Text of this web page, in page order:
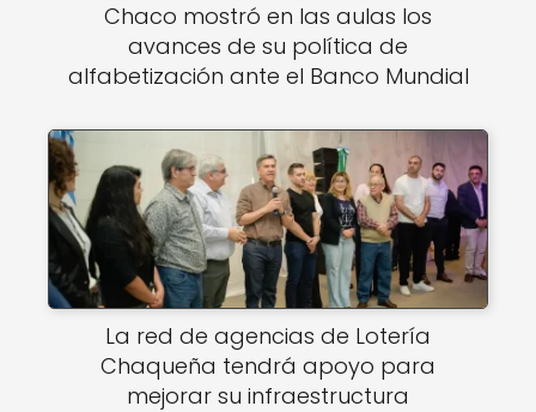
Chaco mostró en las aulas los
avances de su política de
alfabetización ante el Banco Mundial
La red de agencias de Lotería
Chaqueña tendrá apoyo para
mejorar su infraestructura